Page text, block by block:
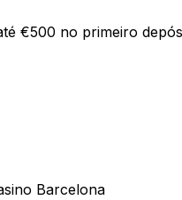
€500 no primeiro
Barcelona